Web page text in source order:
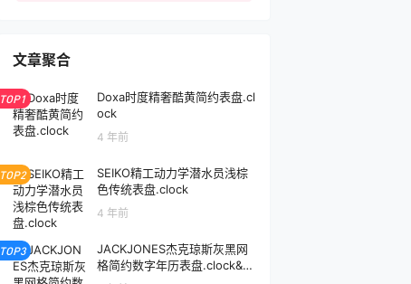
文章聚合
TOP1
Doxa时度精奢酷黄简约表盘.cl
ock
4 年前
TOP2
SEIKO精工动力学潜水员浅棕
色传统表盘.clock
4 年前
TOP3
JACKJONES杰克琼斯灰黑网
格简约数字年历表盘.clock&cl